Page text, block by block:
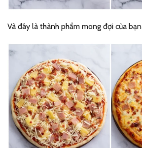
Và đây là thành phẩm mong đợi của bạn